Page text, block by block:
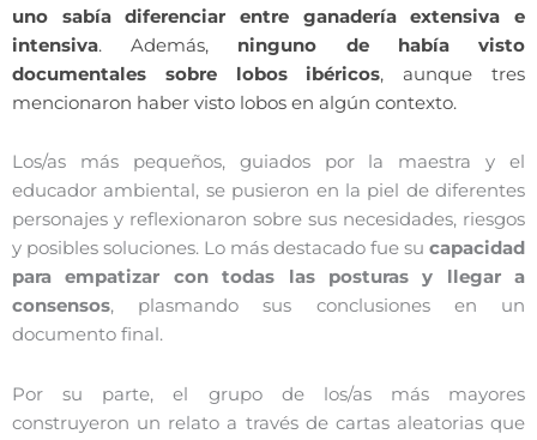
uno sabía diferenciar entre ganadería extensiva e
intensiva. Además, ninguno de había visto
documentales sobre lobos ibéricos, aunque tres
mencionaron haber visto lobos en algún contexto.
Los/as más pequeños, guiados por la maestra y el
educador ambiental, se pusieron en la piel de diferentes
personajes y reflexionaron sobre sus necesidades, riesgos
y posibles soluciones. Lo más destacado fue su capacidad
para empatizar con todas las posturas y llegar a
consensos, plasmando sus conclusiones en un
documento final.
Por su parte, el grupo de los/as más mayores
construyeron un relato a través de cartas aleatorias que